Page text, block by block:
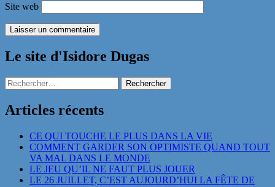
Site web
Le site d'Isidore Dugas
Rechercher :
Articles récents
CE QUI TOUCHE LE PLUS DANS LA VIE
COMMENT GARDER SON OPTIMISTE QUAND TOUT
VA MAL DANS LE MONDE
LE JEU QU’IL NE FAUT PLUS JOUER
LE 26 JUILLET, C’EST AUJOURD’HUI LA FÊTE DE